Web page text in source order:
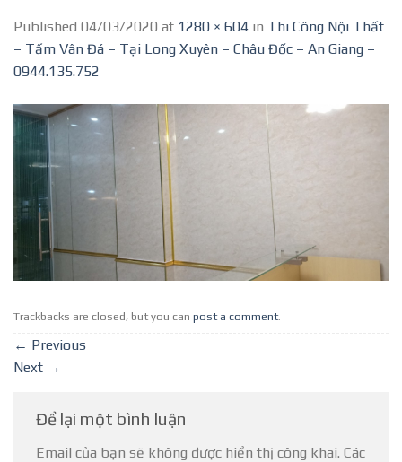
Published 04/03/2020 at 1280 × 604 in Thi Công Nội Thất
– Tấm Vân Đá – Tại Long Xuyên – Châu Đốc – An Giang –
0944.135.752
Trackbacks are closed, but you can post a comment.
← Previous
Next →
Để lại một bình luận
Email của bạn sẽ không được hiển thị công khai. Các